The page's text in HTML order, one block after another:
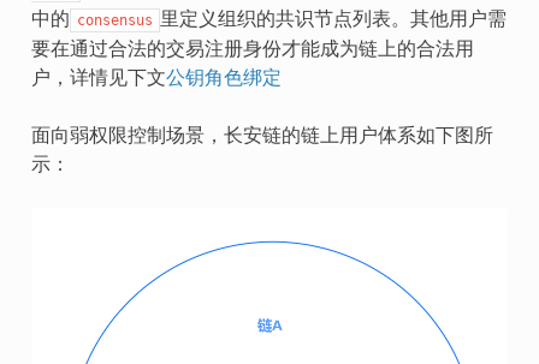
中的 consensus 里定义组织的共识节点列表。其他用户需
要在通过合法的交易注册身份才能成为链上的合法用
户，详情见下文公钥角色绑定
面向弱权限控制场景，长安链的链上用户体系如下图所
示：